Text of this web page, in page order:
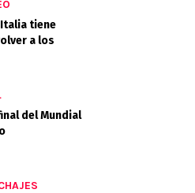
tiene
a los
del Mundial